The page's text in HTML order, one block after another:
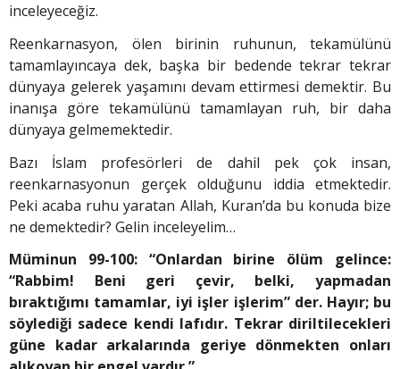
inceleyeceğiz.
Reenkarnasyon, ölen birinin ruhunun, tekamülünü
tamamlayıncaya dek, başka bir bedende tekrar tekrar
dünyaya gelerek yaşamını devam ettirmesi demektir. Bu
inanışa göre tekamülünü tamamlayan ruh, bir daha
dünyaya gelmemektedir.
Bazı İslam profesörleri de dahil pek çok insan,
reenkarnasyonun gerçek olduğunu iddia etmektedir.
Peki acaba ruhu yaratan Allah, Kuran’da bu konuda bize
ne demektedir? Gelin inceleyelim…
Müminun 99-100: “Onlardan birine ölüm gelince:
“Rabbim! Beni geri çevir, belki, yapmadan
bıraktığımı tamamlar, iyi işler işlerim” der. Hayır; bu
söylediği sadece kendi lafıdır. Tekrar diriltilecekleri
güne kadar arkalarında geriye dönmekten onları